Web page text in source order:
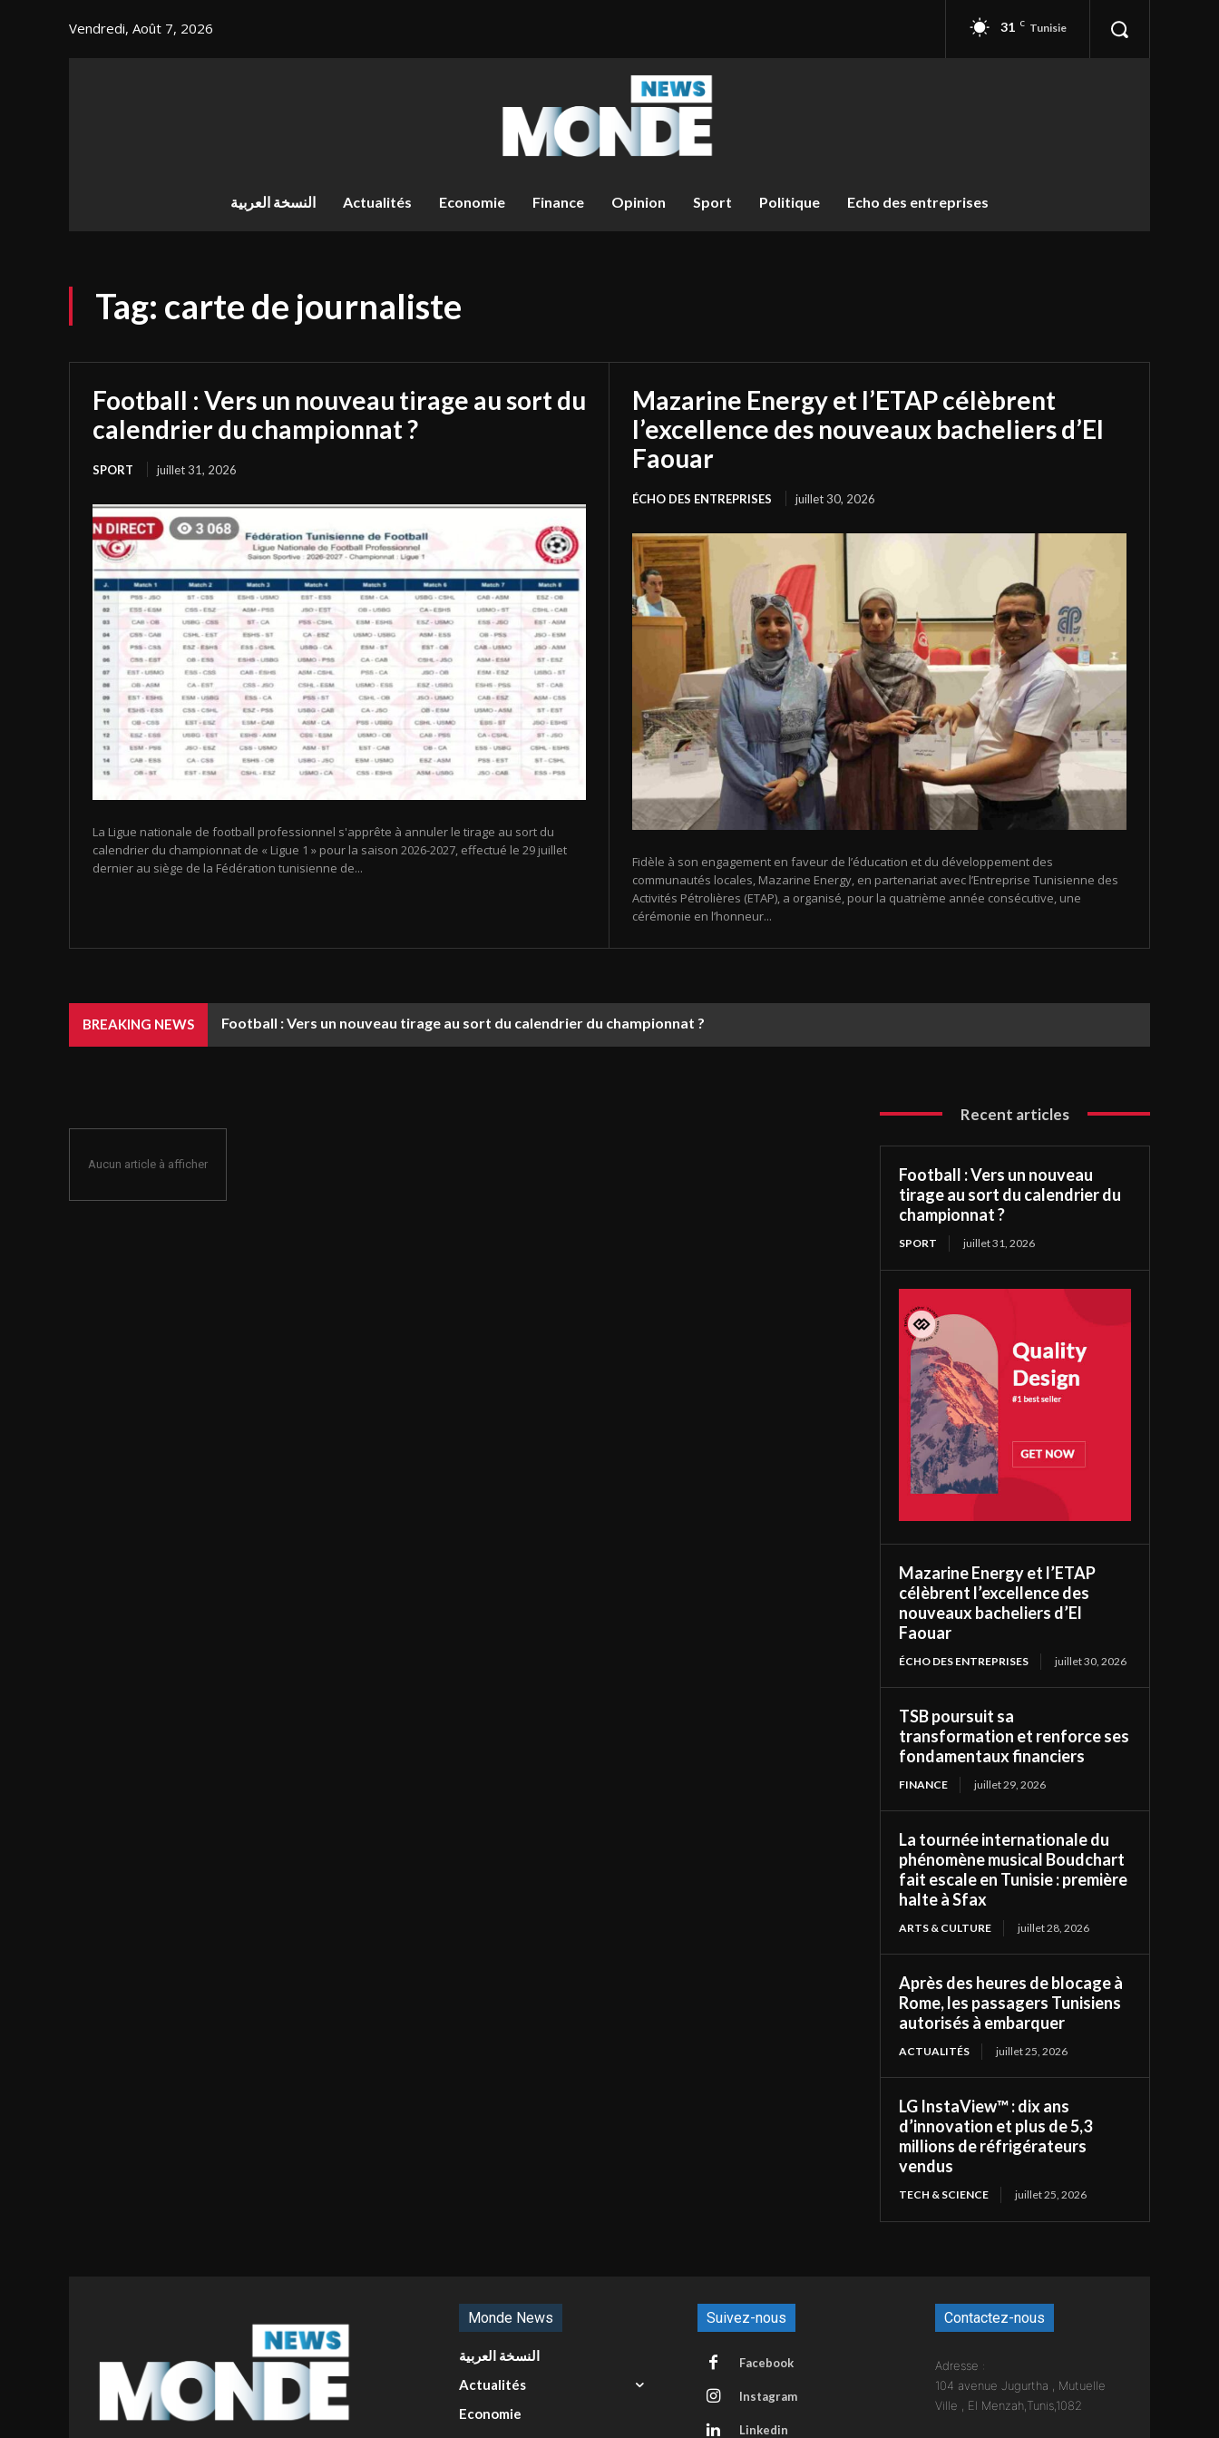
Vendredi, Août 7, 2026 31 C Tunisie
النسخة العربية Actualités Economie Finance Opinion Sport Politique Echo des entreprises
Tag: carte de journaliste
Football : Vers un nouveau tirage au sort du
calendrier du championnat ?
SPORT juillet 31, 2026
La Ligue nationale de football professionnel s'apprête à annuler le tirage au sort du
calendrier du championnat de « Ligue 1 » pour la saison 2026-2027, effectué le 29 juillet
dernier au siège de la Fédération tunisienne de...
Mazarine Energy et l’ETAP célèbrent
l’excellence des nouveaux bacheliers d’El
Faouar
ÉCHO DES ENTREPRISES juillet 30, 2026
Fidèle à son engagement en faveur de l’éducation et du développement des
communautés locales, Mazarine Energy, en partenariat avec l’Entreprise Tunisienne des
Activités Pétrolières (ETAP), a organisé, pour la quatrième année consécutive, une
cérémonie en l’honneur...
BREAKING NEWS Football : Vers un nouveau tirage au sort du calendrier du championnat ?
Aucun article à afficher
Recent articles
Football : Vers un nouveau
tirage au sort du calendrier du
championnat ?
SPORT juillet 31, 2026
Mazarine Energy et l’ETAP
célèbrent l’excellence des
nouveaux bacheliers d’El
Faouar
ÉCHO DES ENTREPRISES juillet 30, 2026
TSB poursuit sa
transformation et renforce ses
fondamentaux financiers
FINANCE juillet 29, 2026
La tournée internationale du
phénomène musical Boudchart
fait escale en Tunisie : première
halte à Sfax
ARTS & CULTURE juillet 28, 2026
Après des heures de blocage à
Rome, les passagers Tunisiens
autorisés à embarquer
ACTUALITÉS juillet 25, 2026
LG InstaView™ : dix ans
d’innovation et plus de 5,3
millions de réfrigérateurs
vendus
TECH & SCIENCE juillet 25, 2026
Monde News
النسخة العربية
Actualités
Economie
Suivez-nous
Facebook
Instagram
Linkedin
Contactez-nous
Adresse :
104 avenue Jugurtha , Mutuelle
Ville , El Menzah,Tunis,1082